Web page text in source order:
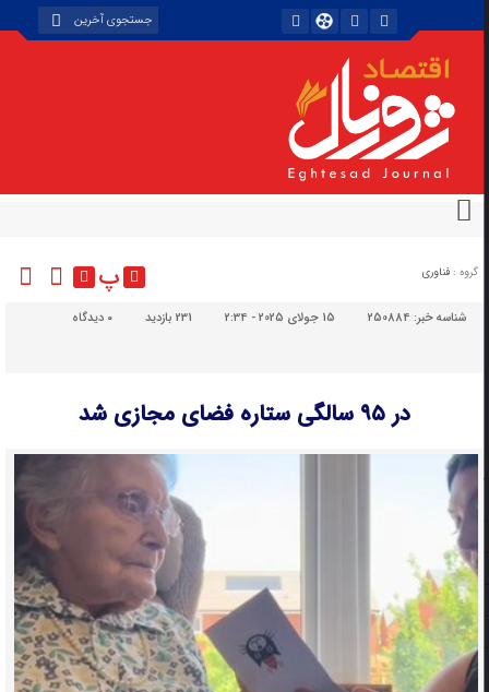
گروه : فناوری پ
شناسه خبر:250884 15 جولای 2025 - 2:34 231 بازدید دیدگاه
در ۹۵ سالگی ستاره فضای مجازی شد